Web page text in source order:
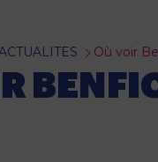
Où voir